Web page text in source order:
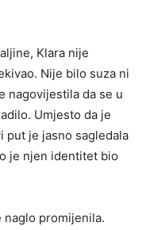
Klara nije
Nije bilo suza ni
nagovijestila da se u
Umjesto da je
put je jasno sagledala
je njen identitet bio
naglo promijenila.